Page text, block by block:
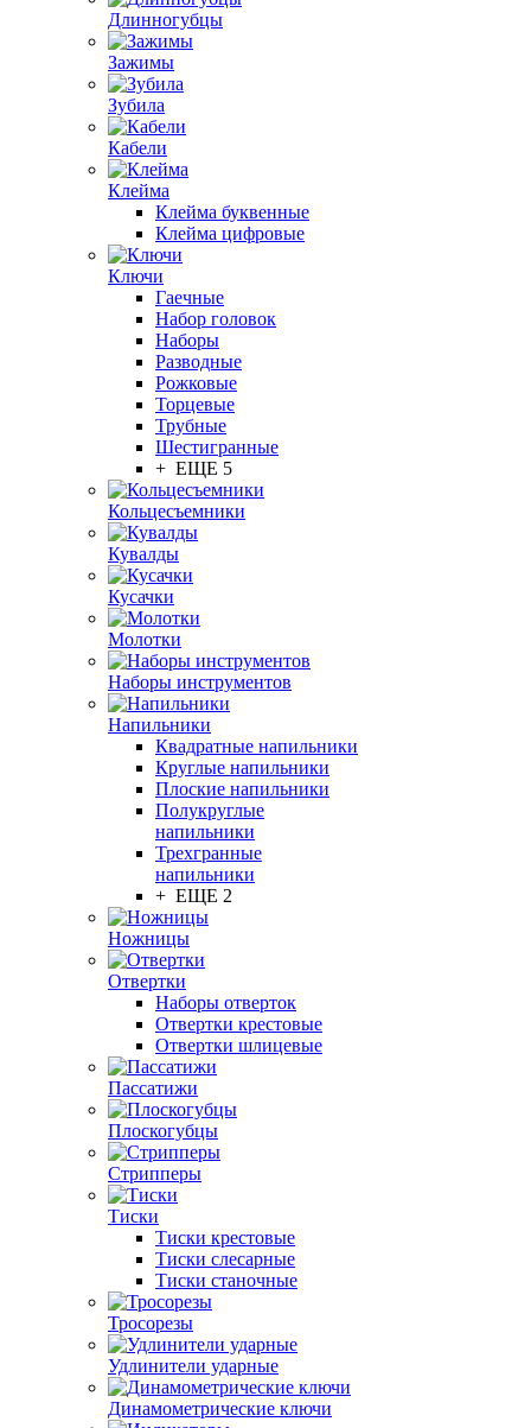
Длинногубцы
Зажимы
Зубила
Кабели
Клейма
Клейма буквенные
Клейма цифровые
Ключи
Гаечные
Набор головок
Наборы
Разводные
Рожковые
Торцевые
Трубные
Шестигранные
+ ЕЩЕ 5
Кольцесъемники
Кувалды
Кусачки
Молотки
Наборы инструментов
Напильники
Квадратные напильники
Круглые напильники
Плоские напильники
Полукруглые
напильники
Трехгранные
напильники
+ ЕЩЕ 2
Ножницы
Отвертки
Наборы отверток
Отвертки крестовые
Отвертки шлицевые
Пассатижи
Плоскогубцы
Стрипперы
Тиски
Тиски крестовые
Тиски слесарные
Тиски станочные
Тросорезы
Удлинители ударные
Динамометрические ключи